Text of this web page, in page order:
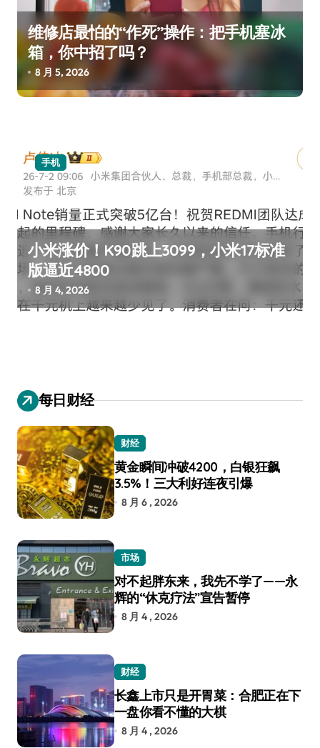
维修店最怕的“作死”操作：把手机塞冰
箱，你中招了吗？
8 月 5, 2026
手机
小米涨价！K90跳上3099，小米17标准
版逼近4800
8 月 4, 2026
每日财经
财经
黄金瞬间冲破4200，白银狂飙
3.5%！三大利好连夜引爆
8 月 6 , 2026
市场
对不起胖东来，我先不学了——永
辉的“休克疗法”宣告暂停
8 月 4 , 2026
财经
长鑫上市只是开胃菜：合肥正在下
一盘你看不懂的大棋
8 月 4 , 2026